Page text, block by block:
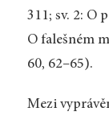
311; sv. 2: O
O falešném
60, 62–65).
Mezi